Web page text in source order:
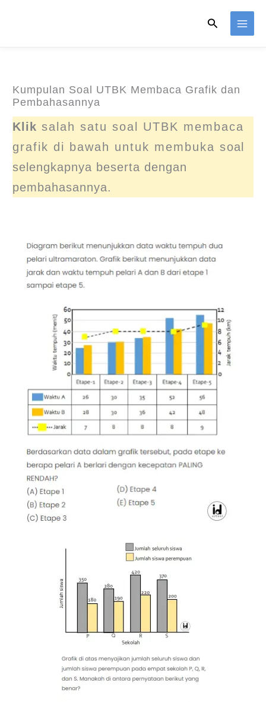
Search
Kumpulan Soal UTBK Membaca Grafik dan
Pembahasannya
Klik salah satu soal UTBK membaca
grafik di bawah untuk membuka soal
selengkapnya beserta dengan
pembahasannya.